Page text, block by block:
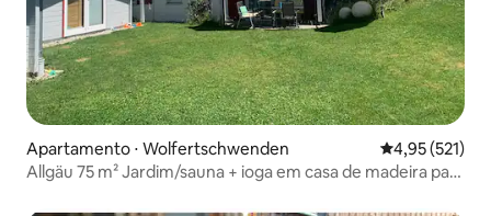
Apartamento ⋅ Wolfertschwenden 4,95 de uma
4,95 (521)
Allgäu 75 m² Jardim/sauna + ioga em casa de madeira para